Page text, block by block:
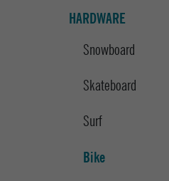
HARDWARE
Snowboard
Skateboard
Surf
Bike